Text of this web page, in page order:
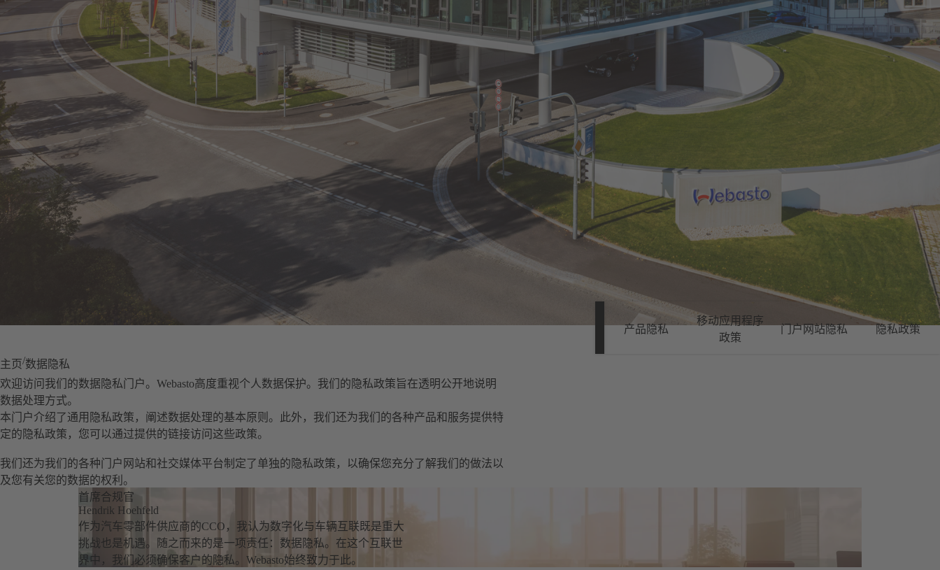
产品隐私
移动应用程序
政策
门户网站隐私 隐私政策
主页 数据隐私
欢迎访问我们的数据隐私门户。Webasto高度重视个人数据保护。我们的隐私政策旨在透明公开地说明
数据处理方式。
本门户介绍了通用隐私政策，阐述数据处理的基本原则。此外，我们还为我们的各种产品和服务提供特
定的隐私政策，您可以通过提供的链接访问这些政策。
我们还为我们的各种门户网站和社交媒体平台制定了单独的隐私政策，以确保您充分了解我们的做法以
及您有关您的数据的权利。
首席合规官
Hendrik Hoehfeld
作为汽车零部件供应商的CCO，我认为数字化与车辆互联既是重大
挑战也是机遇。随之而来的是一项责任：数据隐私。在这个互联世
界中，我们必须确保客户的隐私。Webasto始终致力于此。